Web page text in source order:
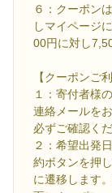
６：クーポン
しマイページ
00円に対し
【クーポンご
１：寄付者様
連絡メールを
必ずご確認くだ
２：希望出発
約ボタンを押
に遷移します